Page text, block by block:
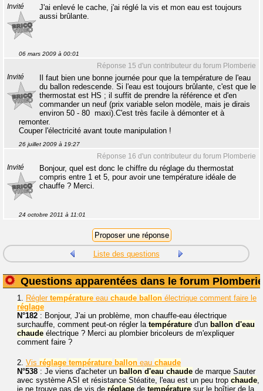
Invité
J'ai enlevé le cache, j'ai réglé la vis et mon eau est toujours
aussi brûlante.
06 mars 2009 à 00:01
Réponse 15 d'un contributeur du forum Plomberie
Invité
Il faut bien une bonne journée pour que la température de l'eau
du ballon redescende. Si l'eau est toujours brûlante, c'est que le
thermostat est HS ; il suffit de prendre la référence et d'en
commander un neuf (prix variable selon modèle, mais je dirais
environ 50 - 80  maxi).C'est très facile à démonter et à
remonter.
Couper l'électricité avant toute manipulation !
26 juillet 2009 à 19:27
Réponse 16 d'un contributeur du forum Plomberie
Invité
Bonjour, quel est donc le chiffre du réglage du thermostat
compris entre 1 et 5, pour avoir une température idéale de
chauffe ? Merci.
24 octobre 2011 à 11:01
Liste des questions
Questions apparentées dans le forum Plomberie
1. Régler température eau chaude ballon électrique comment faire le
réglage
N°182 : Bonjour, J'ai un problème, mon chauffe-eau électrique
surchauffe, comment peut-on régler la température d'un ballon d'eau
chaude électrique ? Merci au plombier bricoleurs de m'expliquer
comment faire ?
2. Vis réglage température ballon eau chaude
N°538 : Je viens d'acheter un ballon d'eau chaude de marque Sauter
avec système ASI et résistance Stéatite, l'eau est un peu trop chaude,
je ne trouve pas de vis de réglage de température sur le boîtier de la